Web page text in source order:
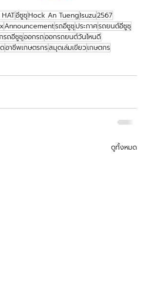
อีซูซุHock An TuengIsuzu2567
Announcementรถอีซูซุประกาศรถยนต์อีซูซุ
รถอีซูซุออกรถออกรถยนต์วันไหนดี
อาชีพเกษตรกรสมุดเล่มเขียวเกษตกร
ดูทั้งหมด